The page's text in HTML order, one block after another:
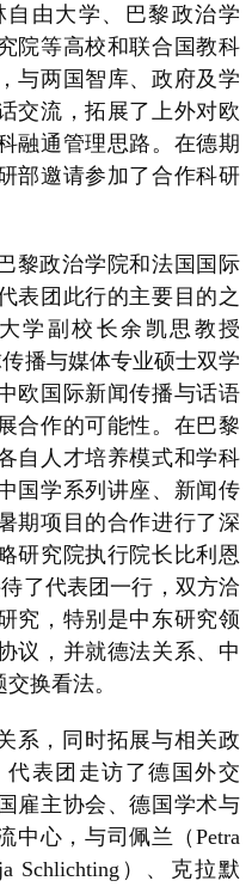
由大学、巴黎政治学
院等高校和联合国教科
与两国智库、政府及学
交流，拓展了上外对欧
融通管理思路。在德期
部邀请参加了合作科研
黎政治学院和法国国际
表团此行的主要目的之
学副校长余凯思教授
传播与媒体专业硕士双学
欧国际新闻传播与话语
合作的可能性。在巴黎
自人才培养模式和学科
国学系列讲座、新闻传
期项目的合作进行了深
研究院执行院长比利恩
了代表团一行，双方洽
究，特别是中东研究领
议，并就德法关系、中
换看法。
系，同时拓展与相关政
表团走访了德国外交
雇主协会、德国学术与
中心，与司佩兰（Petra
Schlichting）、克拉默